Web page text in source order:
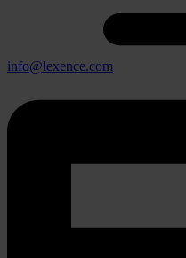
info@lexence.com